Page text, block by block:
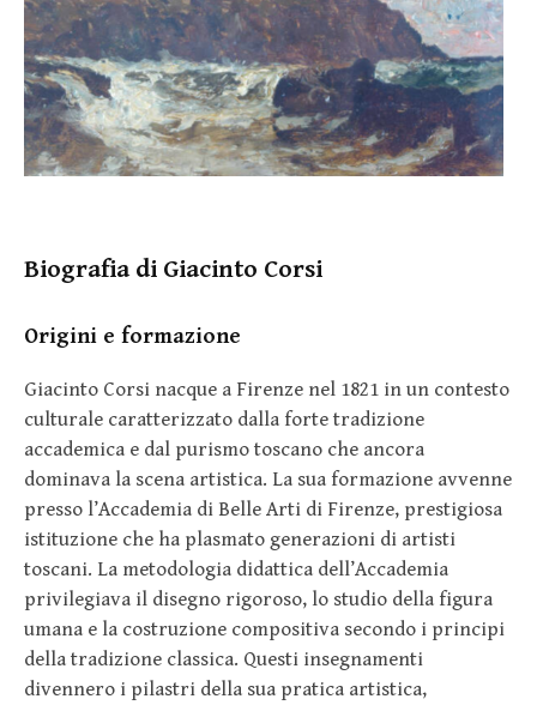
Biografia di Giacinto Corsi
Origini e formazione
Giacinto Corsi nacque a Firenze nel 1821 in un contesto
culturale caratterizzato dalla forte tradizione
accademica e dal purismo toscano che ancora
dominava la scena artistica. La sua formazione avvenne
presso l’Accademia di Belle Arti di Firenze, prestigiosa
istituzione che ha plasmato generazioni di artisti
toscani. La metodologia didattica dell’Accademia
privilegiava il disegno rigoroso, lo studio della figura
umana e la costruzione compositiva secondo i principi
della tradizione classica. Questi insegnamenti
divennero i pilastri della sua pratica artistica,